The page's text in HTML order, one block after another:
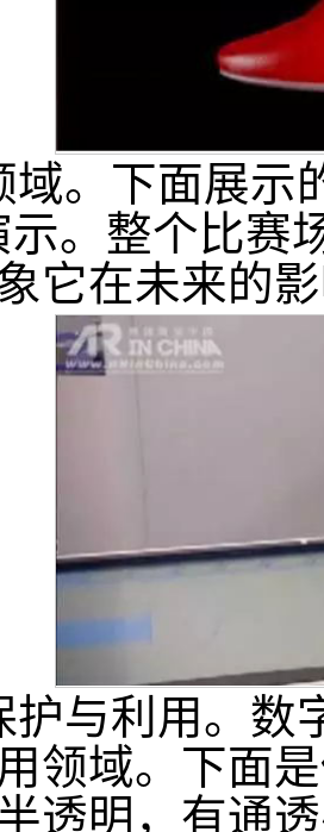
域。下面展示
。整个比赛
它在未来的
护与利用。数
领域。下面
透明，有通